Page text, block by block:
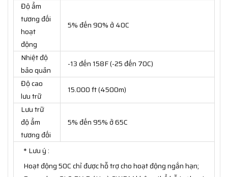
Độ ẩm
tương đối
hoạt
động
5% đến 90% ở 40C
Nhiệt độ
bảo quản
-13 đến 158F (-25 đến 70C)
Độ cao
lưu trữ
15.000 ft (4500m)
Lưu trữ
độ ẩm
tương đối
5% đến 95% ở 65C
* Lưu ý :
Hoạt động 50C chỉ được hỗ trợ cho hoạt động ngắn hạn;